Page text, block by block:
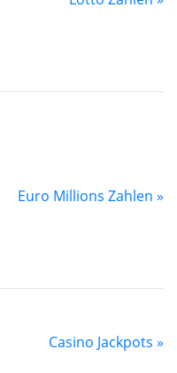
Euro Millions Zahlen »
Casino Jackpots »